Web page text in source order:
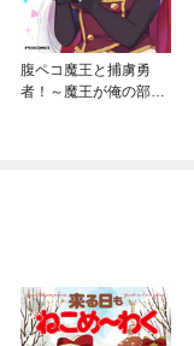
腹ペコ魔王と捕虜勇
者！～魔王が俺の部屋